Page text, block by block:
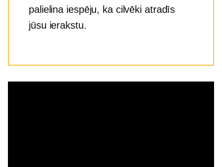
palielina iespēju, ka cilvēki atradīs
jūsu ierakstu.